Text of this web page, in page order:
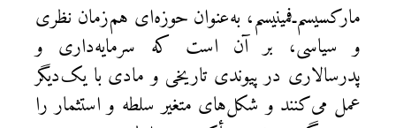
مارکسیسم‌ـ‌فمینیسم، به‌عنوان حوزه‌ای هم‌زمان نظری
و سیاسی، بر آن است که سرمایه‌داری و
پدرسالاری در پیوندی تاریخی و مادی با یک‌دیگر
عمل می‌کنند و شکل‌های متغیر سلطه و استثمار را